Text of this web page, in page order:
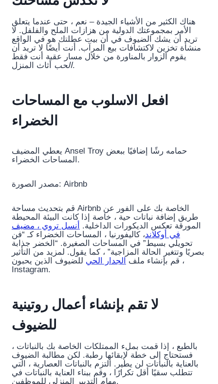
هناك الكثير من الأشياء الجيدة – نعم ، حتى عندما يتعلق
الأمر بمجموعتك الدولية من هزازات الملح والفلفل. لا
تريد أن يشك الضيوف في أن بيت عطلتك هو في الواقع
منشأة تخزين لاكتشافات بيع المرآب. أنت أيضًا لا تريد أن
يقوم الزوار بالمناورة من خلال مسار عقبة أنت فقط
الحبأثاث المنزل.
افعل الاسلوب مع المساحات
الخضراء
يعطي المضيف Ansel Troy حمامه رشًا إضافيًا ببعض
المساحات الخضراء.
مصدر الصورة: Airbnb
قم بتحديث مساحة Airbnb الخاصة بك على الفور عن
طريق إضافة نباتات حية ، خاصة إذا كانت البيئة المحيطة
المورقة تعكس الديكورات الداخلية.
أنسل تروي ، مضيف
في أوكلاند، كاليفورنيا ، المساحات الخضراء كـ “فن
تحويلي بسيط” في المساحات الصغيرة. “الخضر جذابة
بصريًا وتتغير الحالة المزاجية” ، كما يقول. لمزيد من التأثير
، قم بإنشاء ملف
الجدار الحي للضيوف الذين يحبون
Instagram.
لا تقم بإنشاء أعمال روتينية
للضيوف
بالطبع ، إذا قمت بملء الممتلكات الخاصة بك بالنباتات ،
فستحتاج إلى خطة لإبقائها رطبة. لكن مطالبة الضيوف
بالعناية بالنباتات لن يطير. التزم بالنباتات العصارية ، التي
تتطلب سقيًا أقل تكرارًا ، وقم ببناء العناية بالنباتات في
مهام التدبير المنزلي للموظفين.